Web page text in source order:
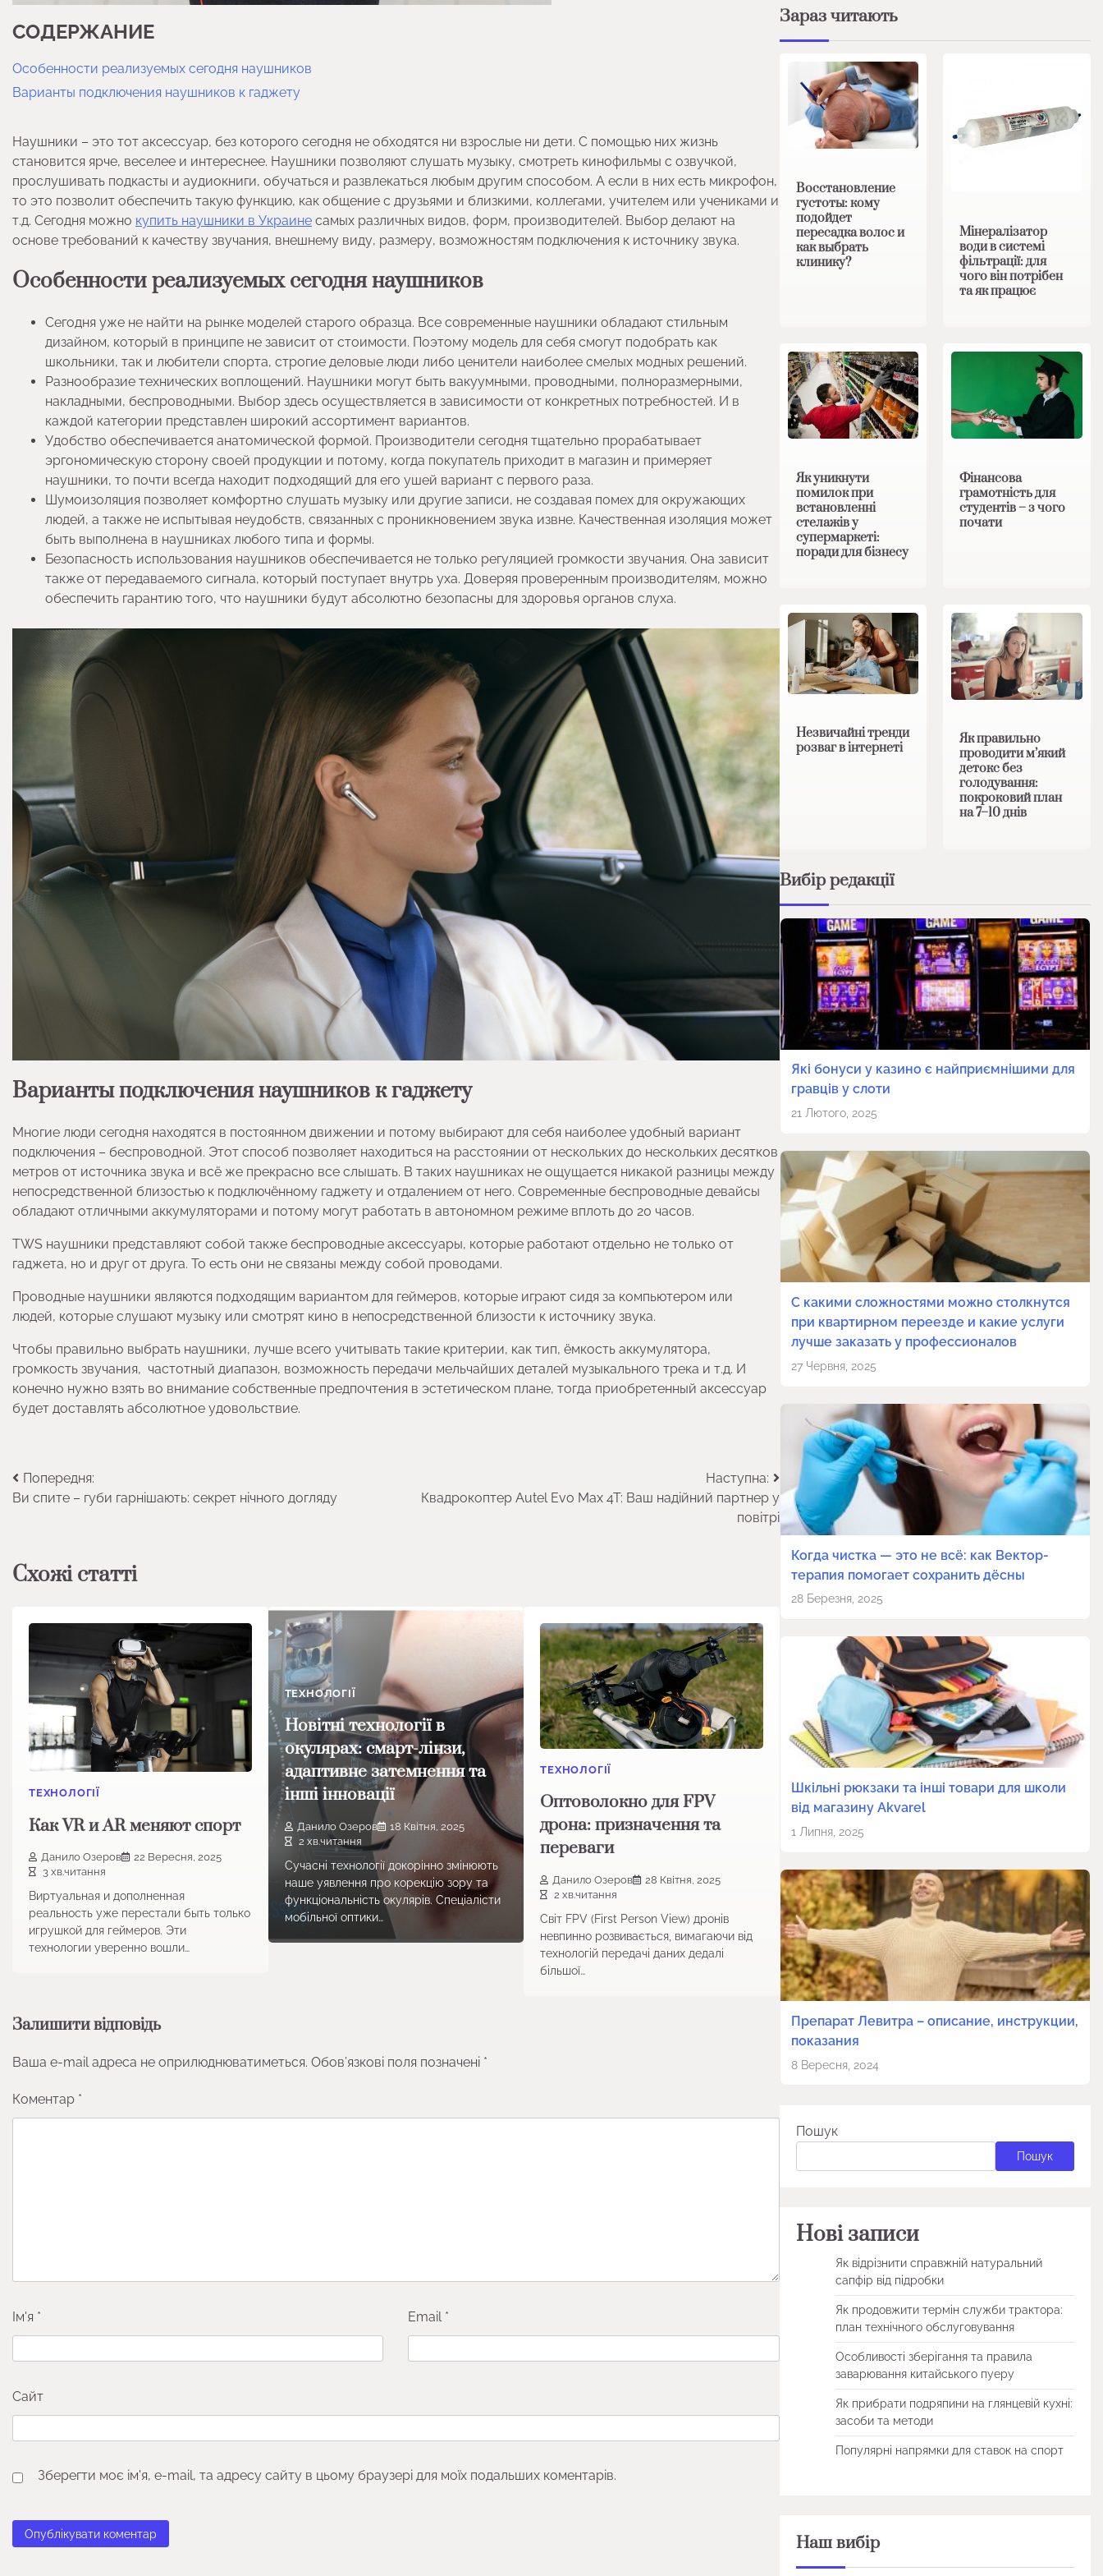
СОДЕРЖАНИЕ
Особенности реализуемых сегодня наушников
Варианты подключения наушников к гаджету
Наушники – это тот аксессуар, без которого сегодня не обходятся ни взрослые ни дети. С помощью них жизнь
становится ярче, веселее и интереснее. Наушники позволяют слушать музыку, смотреть кинофильмы с озвучкой,
прослушивать подкасты и аудиокниги, обучаться и развлекаться любым другим способом. А если в них есть микрофон,
то это позволит обеспечить такую функцию, как общение с друзьями и близкими, коллегами, учителем или учениками и
т.д. Сегодня можно купить наушники в Украине самых различных видов, форм, производителей. Выбор делают на
основе требований к качеству звучания, внешнему виду, размеру, возможностям подключения к источнику звука.
Особенности реализуемых сегодня наушников
Сегодня уже не найти на рынке моделей старого образца. Все современные наушники обладают стильным
дизайном, который в принципе не зависит от стоимости. Поэтому модель для себя смогут подобрать как
школьники, так и любители спорта, строгие деловые люди либо ценители наиболее смелых модных решений.
Разнообразие технических воплощений. Наушники могут быть вакуумными, проводными, полноразмерными,
накладными, беспроводными. Выбор здесь осуществляется в зависимости от конкретных потребностей. И в
каждой категории представлен широкий ассортимент вариантов.
Удобство обеспечивается анатомической формой. Производители сегодня тщательно прорабатывает
эргономическую сторону своей продукции и потому, когда покупатель приходит в магазин и примеряет
наушники, то почти всегда находит подходящий для его ушей вариант с первого раза.
Шумоизоляция позволяет комфортно слушать музыку или другие записи, не создавая помех для окружающих
людей, а также не испытывая неудобств, связанных с проникновением звука извне. Качественная изоляция может
быть выполнена в наушниках любого типа и формы.
Безопасность использования наушников обеспечивается не только регуляцией громкости звучания. Она зависит
также от передаваемого сигнала, который поступает внутрь уха. Доверяя проверенным производителям, можно
обеспечить гарантию того, что наушники будут абсолютно безопасны для здоровья органов слуха.
Варианты подключения наушников к гаджету
Многие люди сегодня находятся в постоянном движении и потому выбирают для себя наиболее удобный вариант
подключения – беспроводной. Этот способ позволяет находиться на расстоянии от нескольких до нескольких десятков
метров от источника звука и всё же прекрасно все слышать. В таких наушниках не ощущается никакой разницы между
непосредственной близостью к подключённому гаджету и отдалением от него. Современные беспроводные девайсы
обладают отличными аккумуляторами и потому могут работать в автономном режиме вплоть до 20 часов.
TWS наушники представляют собой также беспроводные аксессуары, которые работают отдельно не только от
гаджета, но и друг от друга. То есть они не связаны между собой проводами.
Проводные наушники являются подходящим вариантом для геймеров, которые играют сидя за компьютером или
людей, которые слушают музыку или смотрят кино в непосредственной близости к источнику звука.
Чтобы правильно выбрать наушники, лучше всего учитывать такие критерии, как тип, ёмкость аккумулятора,
громкость звучания, частотный диапазон, возможность передачи мельчайших деталей музыкального трека и т.д. И
конечно нужно взять во внимание собственные предпочтения в эстетическом плане, тогда приобретенный аксессуар
будет доставлять абсолютное удовольствие.
Навігація
записів
Попередня:
Ви спите – губи гарнішають: секрет нічного догляду
Наступна:
Квадрокоптер Autel Evo Max 4T: Ваш надійний партнер у
повітрі
Схожі статті
ТЕХНОЛОГІЇ
Как VR и AR меняют спорт
Данило Озеров
22 Вересня, 2025
3 хв.читання
Виртуальная и дополненная
реальность уже перестали быть только
игрушкой для геймеров. Эти
технологии уверенно вошли…
ТЕХНОЛОГІЇ
Новітні технології в
окулярах: смарт-лінзи,
адаптивне затемнення та
інші інновації
Данило Озеров
18 Квітня, 2025
2 хв.читання
Сучасні технології докорінно змінюють
наше уявлення про корекцію зору та
функціональність окулярів. Спеціалісти
мобільної оптики…
ТЕХНОЛОГІЇ
Оптоволокно для FPV
дрона: призначення та
переваги
Данило Озеров
28 Квітня, 2025
2 хв.читання
Світ FPV (First Person View) дронів
невпинно розвивається, вимагаючи від
технологій передачі даних дедалі
більшої…
Залишити відповідь
Ваша e-mail адреса не оприлюднюватиметься. Обов’язкові поля позначені *
Коментар *
Ім'я * Email *
Сайт
Зберегти моє ім'я, e-mail, та адресу сайту в цьому браузері для моїх подальших коментарів.
Зараз читають
Восстановление
густоты: кому
подойдет
пересадка волос и
как выбрать
клинику?
Мінералізатор
води в системі
фільтрації: для
чого він потрібен
та як працює
Як уникнути
помилок при
встановленні
стелажів у
супермаркеті:
поради для бізнесу
Фінансова
грамотність для
студентів – з чого
почати
Незвичайні тренди
розваг в інтернеті
Як правильно
проводити м’який
детокс без
голодування:
покроковий план
на 7–10 днів
Вибір редакції
Які бонуси у казино є найприємнішими для
гравців у слоти
21 Лютого, 2025
С какими сложностями можно столкнутся
при квартирном переезде и какие услуги
лучше заказать у профессионалов
27 Червня, 2025
Когда чистка — это не всё: как Вектор-
терапия помогает сохранить дёсны
28 Березня, 2025
Шкільні рюкзаки та інші товари для школи
від магазину Akvarel
1 Липня, 2025
Препарат Левитра – описание, инструкции,
показания
8 Вересня, 2024
Пошук
Пошук
Нові записи
Як відрізнити справжній натуральний
сапфір від підробки
Як продовжити термін служби трактора:
план технічного обслуговування
Особливості зберігання та правила
заварювання китайського пуеру
Як прибрати подряпини на глянцевій кухні:
засоби та методи
Популярні напрямки для ставок на спорт
Наш вибір